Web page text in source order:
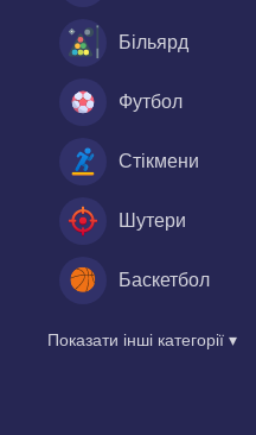
Більярд
Футбол
Стікмени
Шутери
Баскетбол
Показати інші категорії ▾